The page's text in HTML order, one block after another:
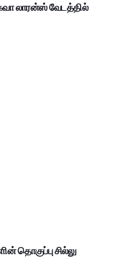
லாரன்ஸ் வேடத்தில்
தொகுப்பு சில்லு